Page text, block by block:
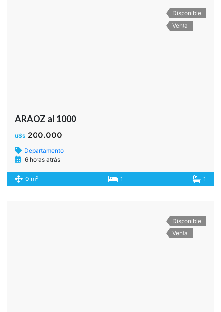
Disponible
Venta
ARAOZ al 1000
u$s 200.000
Departamento
6 horas atrás
0 m2 1 1
Disponible
Venta